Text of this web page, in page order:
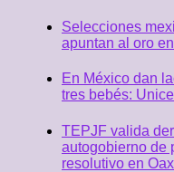
Selecciones
apuntan al oro
En México dan
tres bebés:
TEPJF valida
autogobierno de
resolutivo en